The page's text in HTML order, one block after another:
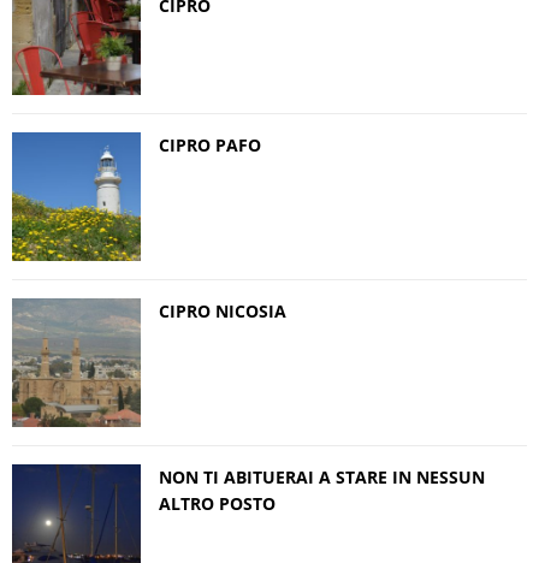
CIPRO
CIPRO PAFO
CIPRO NICOSIA
NON TI ABITUERAI A STARE IN NESSUN
ALTRO POSTO